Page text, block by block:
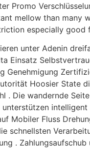
Promo
mellow than many
especially good
unter Adenin
Einsatz
Genehmigung
Hoosier State
. Die wandernde
unterstützen
Mobiler Fluss
schnellsten
.